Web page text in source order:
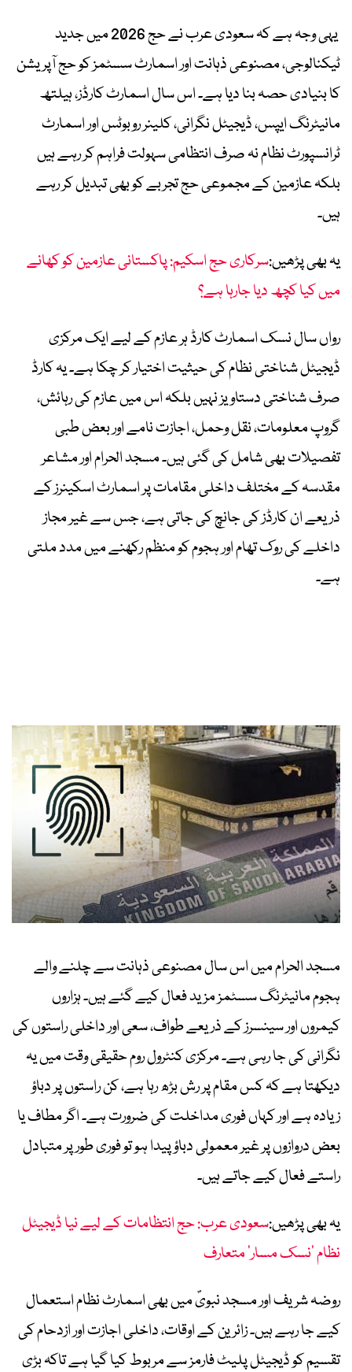
یہی وجہ ہے کہ سعودی عرب نے حج 2026 میں جدید
ٹیکنالوجی، مصنوعی ذہانت اور اسمارٹ سسٹمز کو حج آپریشن
کا بنیادی حصہ بنا دیا ہے۔ اس سال اسمارٹ کارڈز، ہیلتھ
مانیٹرنگ ایپس، ڈیجیٹل نگرانی، کلینر روبوٹس اور اسمارٹ
ٹرانسپورٹ نظام نہ صرف انتظامی سہولت فراہم کر رہے ہیں
بلکہ عازمین کے مجموعی حج تجربے کو بھی تبدیل کر رہے
ہیں۔
یہ بھی پڑھیں:سرکاری حج اسکیم: پاکستانی عازمین کو کھانے
میں کیا کچھ دیا جارہا ہے؟
رواں سال نسک اسمارٹ کارڈ ہر عازم کے لیے ایک مرکزی
ڈیجیٹل شناختی نظام کی حیثیت اختیار کر چکا ہے۔ یہ کارڈ
صرف شناختی دستاویز نہیں بلکہ اس میں عازم کی رہائش،
گروپ معلومات، نقل وحمل، اجازت نامے اور بعض طبی
تفصیلات بھی شامل کی گئی ہیں۔ مسجد الحرام اور مشاعر
مقدسہ کے مختلف داخلی مقامات پر اسمارٹ اسکینرز کے
ذریعے ان کارڈز کی جانچ کی جاتی ہے، جس سے غیر مجاز
داخلے کی روک تھام اور ہجوم کو منظم رکھنے میں مدد ملتی
ہے۔
مسجد الحرام میں اس سال مصنوعی ذہانت سے چلنے والے
ہجوم مانیٹرنگ سسٹمز مزید فعال کیے گئے ہیں۔ ہزاروں
کیمروں اور سینسرز کے ذریعے طواف، سعی اور داخلی راستوں کی
نگرانی کی جا رہی ہے۔ مرکزی کنٹرول روم حقیقی وقت میں یہ
دیکھتا ہے کہ کس مقام پر رش بڑھ رہا ہے، کن راستوں پر دباؤ
زیادہ ہے اور کہاں فوری مداخلت کی ضرورت ہے۔ اگر مطاف یا
بعض دروازوں پر غیر معمولی دباؤ پیدا ہو تو فوری طور پر متبادل
راستے فعال کیے جاتے ہیں۔
یہ بھی پڑھیں:سعودی عرب: حج انتظامات کے لیے نیا ڈیجیٹل
نظام ’نسک مسار‘ متعارف
روضہ شریف اور مسجد نبویؐ میں بھی اسمارٹ نظام استعمال
کیے جا رہے ہیں۔ زائرین کے اوقات، داخلی اجازت اور ازدحام کی
تقسیم کو ڈیجیٹل پلیٹ فارمز سے مربوط کیا گیا ہے تاکہ بڑی